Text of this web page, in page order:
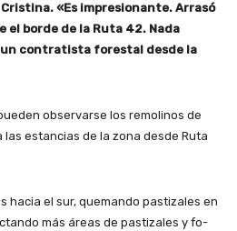
«Es impresionante. Arrasó
el borde de la Ruta 42. Nada
un contratista forestal desde la
observarse los remolinos de
estancias de la zona desde Ruta
hacia el sur, quemando pastizales en
más áreas de pastizales y fo­